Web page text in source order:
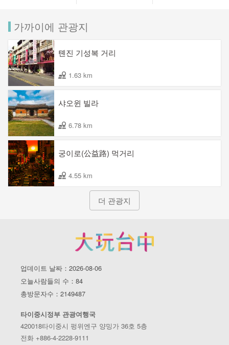
가까이에 관광지
톈진 기성복 거리
1.63 km
샤오윈 빌라
6.78 km
궁이로(公益路) 먹거리
4.55 km
더 관광지
업데이트 날짜：2026-08-06
오늘사람들의 수：84
총방문자수：2149487
타이중시정부 관광여행국
420018타이중시 펑위엔구 양밍가 36호 5층
전화 +886-4-2228-9111